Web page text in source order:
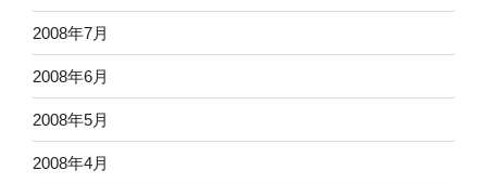
2008年7月
2008年6月
2008年5月
2008年4月